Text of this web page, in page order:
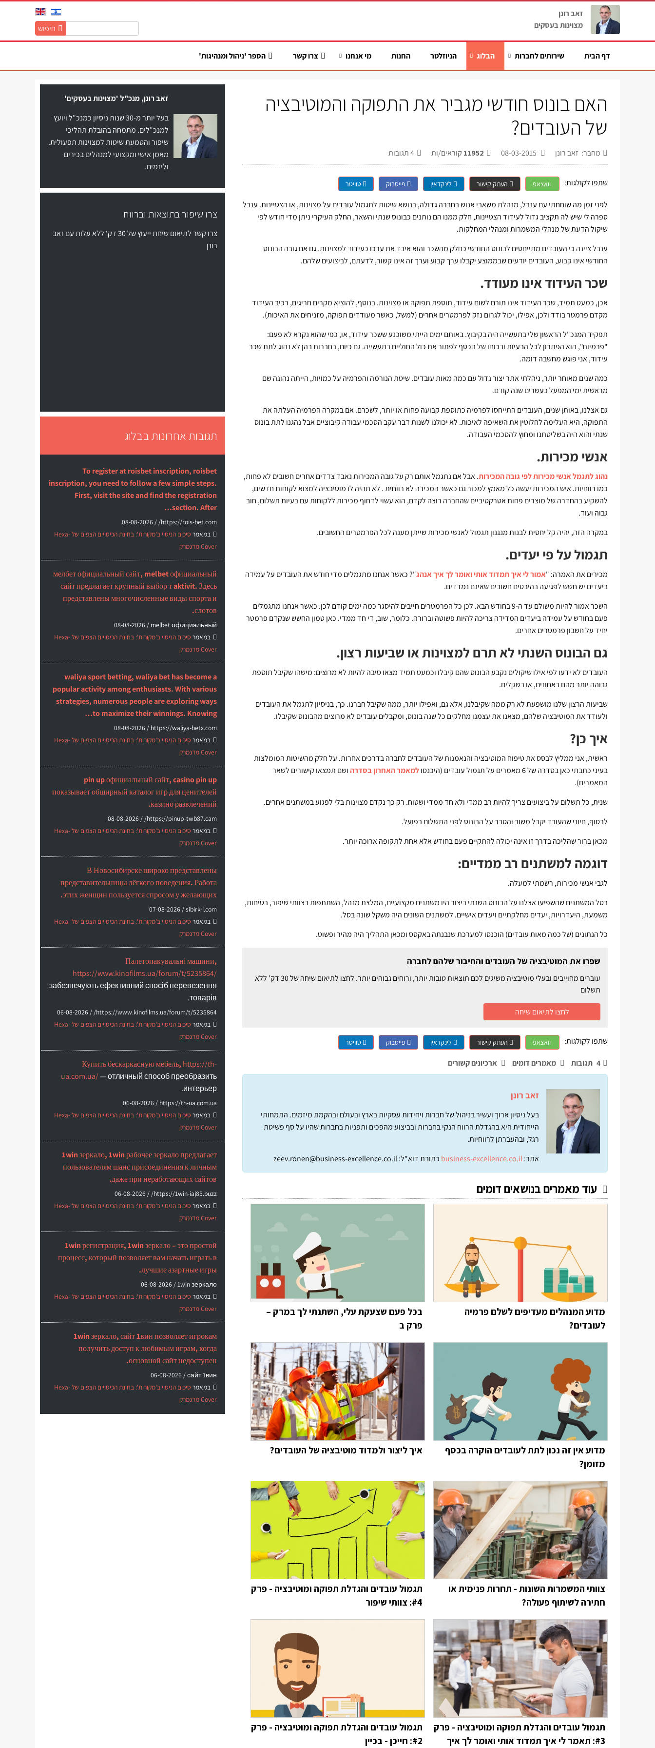
באתר:
חיפוש
זאב רונן
מצוינות בעסקים
דף הבית שירותים לחברות הבלוג הניוזלטר החנות מי אנחנו צרו קשר הספר 'ניהול ומנהיגות'
האם בונוס חודשי מגביר את התפוקה והמוטיבציה
של העובדים?
מחבר: זאב רונן 11952 קוראים/ות 4תגובות
שתפו לקולגות: וואצאפ העתק קישור לינקדאין פייסבוק טוויטר
לפני זמן מה שוחחתי עם ענבל, מנהלת משאבי אנוש בחברה גדולה, בנושא שיטות לתגמול עובדים על מצוינות, או הצטיינות. ענבל
ספרה לי שיש לה תקציב גדול לעידוד הצטיינות, חלק ממנו הם נותנים כבונוס שנתי והשאר, החלק העיקרי ניתן מדי חודש לפי
שיקול הדעת של מנהלי המשמרות ומנהלי המחלקות.
ענבל ציינה כי העובדים מתייחסים לבונוס החודשי כחלק מהשכר והוא איבד את ערכו כעידוד למצוינות. גם אם גובה הבונוס
החודשי אינו קבוע, העובדים יודעים שבממוצע יקבלו ערך קבוע וערך זה אינו קשור, לדעתם, לביצועים שלהם.
שכר העידוד אינו מעודד.
אכן, כמעט תמיד, שכר העידוד אינו תורם לשום עידוד, תוספת תפוקה או מצוינות. בנוסף, להוציא מקרים חריגים, רכיב העידוד
מקדם פרמטר בודד ולכן, אפילו, יכול לגרום נזק לפרמטרים אחרים (למשל, כאשר מעודדים תפוקה, מזניחים את האיכות).
תפקיד המנכ"ל הראשון שלי בתעשייה היה בקיבוץ. באותם ימים הייתי משוכנע ששכר עידוד, או, כפי שהוא נקרא לא פעם:
"פרמיות", הוא הפתרון לכל הבעיות ובכוחו של הכסף לפתור את כול החוליים בתעשייה. גם כיום, בחברות בהן לא נהוג לתת שכר
עידוד, אני פוגש מחשבה דומה.
כמה שנים מאוחר יותר, ניהלתי אתר יצור גדול עם כמה מאות עובדים. שיטת הנורמה והפרמיה על כמויות, הייתה נהוגה שם
מראשית ימי המפעל כעשרים שנה קודם.
גם אצלנו, באותן שנים, העובדים התייחסו לפרמיה כתוספת קבועה פחות או יותר, לשכרם. אם במקרה הפרמיה העלתה את
התפוקה, היא העלימה לחלוטין את השאיפה לאיכות. לא יכולנו לשנות דבר עקב הסכמי עבודה קיבוציים אבל נהגנו לתת בונוס
שנתי והוא היה בשליטתנו ומחוץ להסכמי העבודה.
אנשי מכירות.
נהוג לתגמל אנשי מכירות לפי גובה המכירות. אבל אם נתגמל אותם רק על גובה המכירות נאבד צדדים אחרים חשובים לא פחות,
כמו רווחיות. איש המכירות יעשה כל מאמץ למכור גם כאשר המכירה לא רווחית . לא תהיה לו מוטיבציה למצוא לקוחות חדשים,
להשקיע בהחדרה של מוצרים פחות אטרקטיביים שהחברה רוצה לקדם, הוא עשוי לדחוף מכירות ללקוחות עם בעיות תשלום, חוב
גבוה ועוד.
במקרה הזה, יהיה קל יחסית לבנות מנגנון תגמול לאנשי מכירות שייתן מענה לכל הפרמטרים החשובים.
תגמול על פי יעדים.
מכירים את האמרה: "אמור לי איך תמדוד אותי ואומר לך איך אנהג"? כאשר אנחנו מתגמלים מדי חודש את העובדים על עמידה
ביעדים יש חשש לפגיעה בהיבטים חשובים שאינם נמדדים.
השכר אמור להיות משולם עד ה-9 בחודש הבא. לכן כל הפרמטרים חייבים להיסגר כמה ימים קודם לכן. כאשר אנחנו מתגמלים
פעם בחודש על עמידה ביעדים המדידה צריכה להיות פשוטה וברורה. כלומר, שוב, די חד ממדי. כאן טמון החשש שנקדם פרמטר
יחיד על חשבון פרמטרים אחרים.
גם הבונוס השנתי לא תרם למצוינות או שביעות רצון.
העובדים לא ידעו לפי אילו שיקולים נקבע הבונוס שהם קיבלו וכמעט תמיד מצאו סיבה להיות לא מרוצים: מישהו שקיבל תוספת
גבוהה יותר מהם באחוזים, או בשקלים.
שביעות הרצון שלנו מושפעת לא רק ממה שקיבלנו, אלא גם, ואפילו יותר, ממה שקיבל חברנו. כך, בניסיון לתגמל את העובדים
ולעודד את המוטיבציה שלהם, מצאנו את עצמנו מחלקים כל שנה בונוס, ומקבלים עובדים לא מרוצים מהבונוס שקיבלו.
איך כן?
ראשית, אני ממליץ לבסס את טיפוח המוטיבציה והנאמנות של העובדים לחברה בדרכים אחרות. על חלק מהשיטות המומלצות
בעיני כתבתי כאן בסדרה של 6 מאמרים על תגמול עובדים (היכנסו
למאמר האחרון בסדרהושם תמצאו קישורים לשאר
המאמרים).
שנית, כל תשלום על ביצועים צריך להיות רב ממדי ולא חד ממדי ושטוח. רק כך נקדם מצוינות בלי לפגוע במשתנים אחרים.
לבסוף, חיוני שהעובד יקבל משוב והסבר על הבונוס לפני התשלום בפועל.
מכאן ברור שהליכה בדרך זו אינה יכולה להתקיים פעם בחודש אלא אחת לתקופה ארוכה יותר.
דוגמה למשתנים רב ממדיים:
לגבי אנשי מכירות, רשמתי למעלה.
בסל המשתנים שהשפיעו אצלנו על הבונוס השנתי ביצור היו משתנים מקצועיים, המלצת מנהל, השתתפות בצוותי שיפור, בטיחות,
משמעת, היעדרויות, יעדים מחלקתיים ויעדים אישיים. למשתנים השונים היה משקל שונה בסל.
כל הנתונים (של כמה מאות עובדים) הוכנסו למערכת שנבנתה באקסס ומכאן התהליך היה מהיר ופשוט.
שפרו את המוטיבציה של העובדים והחיבור שלהם לחברה
עוברים מחוייבים ובעלי מוטיבציה משיגים לכם תוצאות טובות יותר, ורוחים גבוהים יותר. לחצו לתיאום שיחה של 30 דק' ללא
תשלום
לחצו לתיאום שיחה
שתפו לקולגות: וואצאפ העתק קישור לינקדאין פייסבוק טוויטר
4 תגובות מאמרים דומים ארכיונים קשורים
זאב רונן
בעל ניסיון ארוך ועשיר בניהול של חברות ויחידות עסקיות בארץ ובעולם ובהקמת מיזמים. התמחותי
הייחודית היא בהגדלת הרווח הנקי בחברות ובביצוע מהפכים ותפניות בחברות שהיו על סף פשיטת
רגל, ובהעברתן לרווחיות.
אתר:business-excellence.co.il כתובת דוא"ל:zeev.ronen@business-excellence.co.il
עוד מאמרים בנושאים דומים
מדוע המנהלים מעדיפים לשלם פרמיה
לעובדים?
בכל פעם שצעקת עלי, השתנתי לך במרק –
פרק ב
מדוע אין זה נכון לתת לעובדים הוקרה בכסף
מזומן?
איך ליצור ולמדוד מוטיבציה של העובדים?
צוותי המשמרות השונות - תחרות פנימית או
חתירה לשיתוף פעולה?
תגמול עובדים והגדלת תפוקה ומוטיבציה - פרק
#4: צוותי שיפור
תגמול עובדים והגדלת תפוקה ומוטיבציה - פרק
#3: תאמר לי איך תמדוד אותי ואומר לך איך
תגמול עובדים והגדלת תפוקה ומוטיבציה - פרק
#2: חייכן - בכיין
זאב רונן, מנכ"ל 'מצוינות בעסקים'
בעל יותר מ-30 שנות ניסיון כמנכ"ל ויועץ
למנכ"לים. מתמחה בהובלת תהליכי
שיפור והטמעת שיטות למצוינות תפעולית.
מאמן אישי ומקצועי למנהלים בכירים
וליזמים.
צרו שיפור בתוצאות וברווח
צרו קשר לתיאום שיחת ייעוץ של 30 דק' ללא עלות עם זאב
רונן
תגובות אחרונות בבלוג
To register at roisbet inscription, roisbet
inscription, you need to follow a few simple steps.
First, visit the site and find the registration
section. After…
https://rois-bet.com/ /
08-08-2026
במאמר
סיכום הניסוי ב'מקורות': בחינת הכיסויים הצפים של Hexa-
Cover מדנמרק
мелбет официальный сайт, melbet официальный
сайт предлагает крупный выбор т aktivit. Здесь
представлены многочисленные виды спорта и
слотов.
melbet официальный /
08-08-2026
במאמר
סיכום הניסוי ב'מקורות': בחינת הכיסויים הצפים של Hexa-
Cover מדנמרק
waliya sport betting, waliya bet has become a
popular activity among enthusiasts. With various
strategies, numerous people are exploring ways
to maximize their winnings. Knowing…
https://waliya-betx.com /
08-08-2026
במאמר
סיכום הניסוי ב'מקורות': בחינת הכיסויים הצפים של Hexa-
Cover מדנמרק
pin up официальный сайт, casino pin up
показывает обширный каталог игр для ценителей
казино развлечений.
https://pinup-twb87.cam/ /
08-08-2026
במאמר
סיכום הניסוי ב'מקורות': בחינת הכיסויים הצפים של Hexa-
Cover מדנמרק
В Новосибирске широко представлены
представительницы лёгкого поведения. Работа
этих женщин пользуется спросом у желающих.
sibirk-i.com /
07-08-2026
במאמר
סיכום הניסוי ב'מקורות': בחינת הכיסויים הצפים של Hexa-
Cover מדנמרק
Палетопакувальні машини,
https://www.kinofilms.ua/forum/t/5235864/
забезпечують ефективний спосіб перевезення
товарів.
https://www.kinofilms.ua/forum/t/5235864/ /
06-08-2026
במאמר
סיכום הניסוי ב'מקורות': בחינת הכיסויים הצפים של Hexa-
Cover מדנמרק
Купить бескаркасную мебель, https://th-
ua.com.ua/— отличный способ преобразить
интерьер.
https://th-ua.com.ua /
06-08-2026
במאמר
סיכום הניסוי ב'מקורות': בחינת הכיסויים הצפים של Hexa-
Cover מדנמרק
1win зеркало, 1win рабочее зеркало предлагает
пользователям шанс присоединения к личным
даже при неработающих сайтов.
https://1win-iaj85.buzz/ /
06-08-2026
במאמר
סיכום הניסוי ב'מקורות': בחינת הכיסויים הצפים של Hexa-
Cover מדנמרק
1win регистрация, 1win зеркало – это простой
процесс, который позволяет вам начать играть в
лучшие азартные игры.
1win зеркало /
06-08-2026
במאמר
סיכום הניסוי ב'מקורות': בחינת הכיסויים הצפים של Hexa-
Cover מדנמרק
1win зеркало, сайт 1вин позволяет игрокам
получить доступ к любимым играм, когда
основной сайт недоступен.
сайт 1вин /
06-08-2026
במאמר
סיכום הניסוי ב'מקורות': בחינת הכיסויים הצפים של Hexa-
Cover מדנמרק